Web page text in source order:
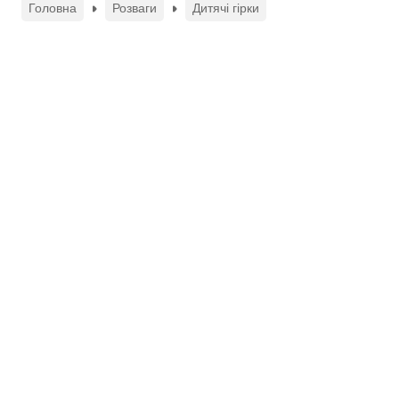
Головна Розваги Дитячі гірки